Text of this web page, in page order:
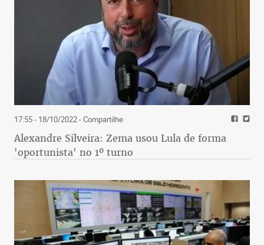
17:55 - 18/10/2022- Compartilhe
Alexandre Silveira: Zema usou Lula de forma
'oportunista' no 1º turno